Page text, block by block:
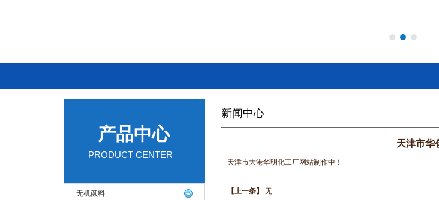
产品中心
PRODUCT CENTER
无机颜料
新闻中心
天津市华
天津市大港华明化工厂网站制作中！
【上一条】 无